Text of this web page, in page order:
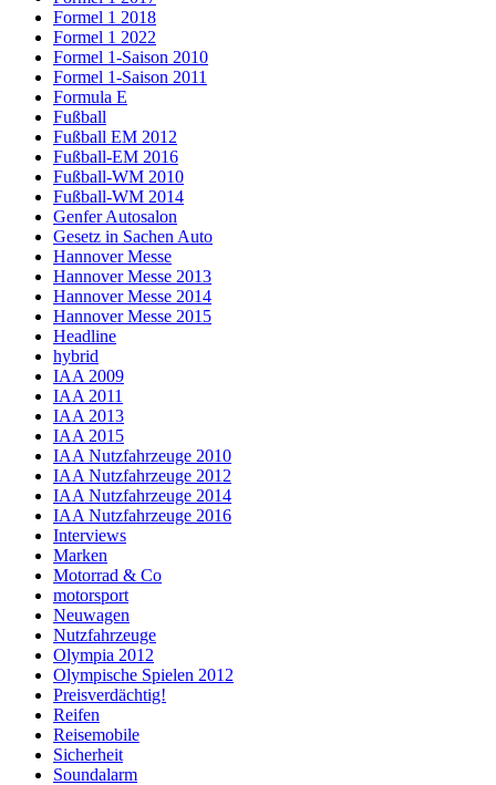
Formel 1 2018
Formel 1 2022
Formel 1-Saison 2010
Formel 1-Saison 2011
Formula E
Fußball
Fußball EM 2012
Fußball-EM 2016
Fußball-WM 2010
Fußball-WM 2014
Genfer Autosalon
Gesetz in Sachen Auto
Hannover Messe
Hannover Messe 2013
Hannover Messe 2014
Hannover Messe 2015
Headline
hybrid
IAA 2009
IAA 2011
IAA 2013
IAA 2015
IAA Nutzfahrzeuge 2010
IAA Nutzfahrzeuge 2012
IAA Nutzfahrzeuge 2014
IAA Nutzfahrzeuge 2016
Interviews
Marken
Motorrad & Co
motorsport
Neuwagen
Nutzfahrzeuge
Olympia 2012
Olympische Spielen 2012
Preisverdächtig!
Reifen
Reisemobile
Sicherheit
Soundalarm